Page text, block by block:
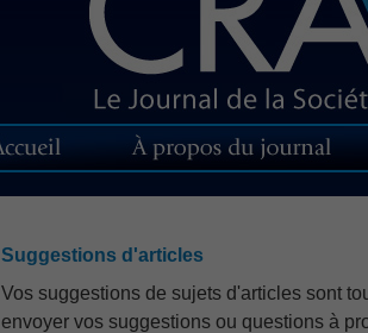
Suggestions d'articles
Vos suggestions de sujets d'articles sont
envoyer vos suggestions ou questions à